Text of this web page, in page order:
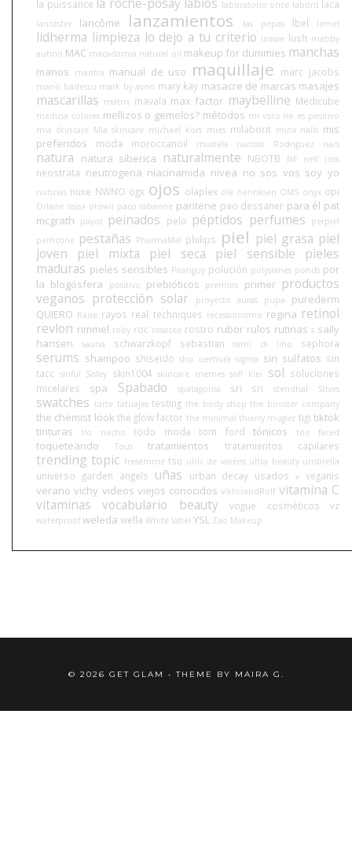
la puissance la roche-posay labios laboratorio once laborit laca
lancaster lancôme lanzamientos las pepas lbel lemel
lidherma limpieza lo dejo a tu criterio loewe lush mabby
autino MAC macadamia natural oil makeup for dummies manchas
manos mantra manual de uso maquillaje marc jacobs
mario badescu mark by avon mary kay masacre de marcas masajes
mascarillas matrix mavala max factor maybelline Medicube
medusa colores mellizos o gemelos? métodos mi voto no es positivo
mia skincare Mía skincare michael kors mies milaborit minx nails mis
preferidos
moda moroccanoil mustela narciso Rodriguez nars
natura natura siberica naturalmente NBOTB NE nell ross
neostrata neutrogena niacinamida nivea no sos vos soy yo
noticias nuxe NWNO ogx ojos olaplex ole henriksen OMS onyx opi
Orlane osis+ otowil paco rabanne pantene pao dessaner para él pat
mcgrath
payot peinados pelo péptidos perfumes
perpiel
perricone pestañas PharmaMel philips piel piel grasa piel
joven
piel mixta piel seca piel sensible
pieles
maduras pieles sensibles Pitanguy polución polysianes ponds por
la blogósfera
positivo prebióticos premios primer productos
veganos protección solar proyecto auras pupa
purederm
QUIERO Raise rayos real techniques recessionismo regina retinol
revlon rimmel roby roc rosácea rostro rubor rulos rutinas s sally
hansen
sauna schwarzkopf sebastian semi di lino sephora
serums shampoo shiseido shu uemura sigma sin sulfatos sin
tacc sinful Sisley skin1004 skincare memes sofí klei sol soluciones
micelares
spa Spabado spatagonia sri sri stendhal StIves
swatches tarte tatuajes testing the body shop the booster company
the chemist look the glow factor the minimal thierry mugler tigi tiktok
tinturas
tio nacho todo moda tom ford tónicos too faced
toqueteando Tous tratamientos tratamientos capilares
trending topic tresemmé tsu ulric de varens ultra beauty umbrella
universo garden angels uñas urban decay usados v veganis
verano vichy videos viejos conocidos viktorandRolf vitamina C
vitaminas
vocabulario beauty vogue cosméticos vz
waterproof weleda wella White label YSL Zao Makeup
© 2026 GET GLAM • THEME BY MAIRA G.